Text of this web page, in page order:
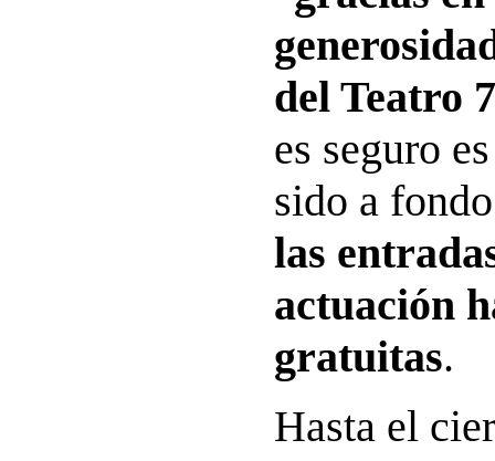
del Teatro 7
es seguro
sido a
las
actuación
gratuitas.
Hasta el